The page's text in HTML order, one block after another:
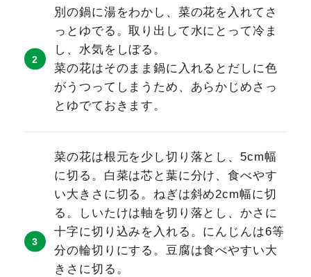
別の鍋に湯をわかし、菜の花を入れてさ
っとゆでる。取り出して水にとって冷ま
し、水気をしぼる。
菜の花はそのまま鍋に入れるとだしに色
がうつってしまうため、あらかじめさっ
とゆでておきます。
菜の花は根元を少し切り落とし、5cm幅
に切る。白菜は芯と葉に分け、食べやす
い大きさに切る。ねぎは斜め2cm幅に切
る。しいたけは軸を切り落とし、かさに
十字に切り込みを入れる。にんじんは6等
分の輪切りにする。豆腐は食べやすい大
きさに切る。